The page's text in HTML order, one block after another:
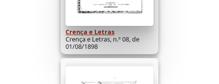
Crença e Letras
Crença e Letras, n.º 08, de
01/08/1898